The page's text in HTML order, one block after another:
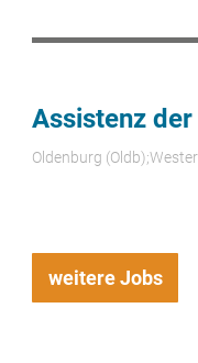
Assistenz
Oldenburg
weitere Jobs